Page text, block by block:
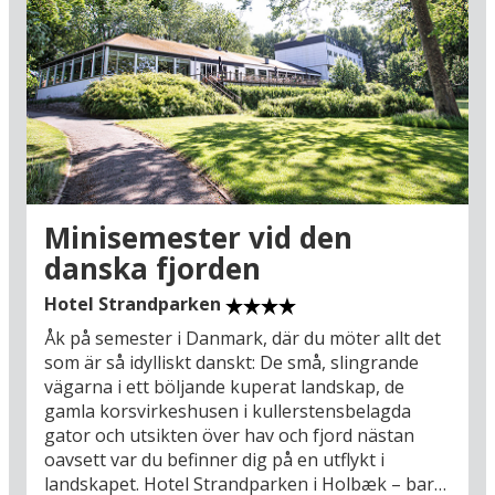
den ur-danska stadsmiljön med idylliska, krokiga
gator mellan låga korsvirkeshus i Ebeltofts
äldsta stadsdel är minst lika spännande. Från
Grenaa kan du också göra en utflykt till den
mysiga lilla storstaden Århus och besöka Den
Gamle By, det nya flotta Moesgaard Museum
eller AroS, där du kan förutom att beundra alla
konstverk kan prova den fantastiska
”Regnbågstunneln” i Rainbow Panorama som
ligger högst upp på toppen av själva
konstmuseet. På en dagsutflykt kan du
dessutom självklart besöka Jyllands största
attraktion: Nöjesparken Legoland i Billund (161
km), som kan nås på mindre än två timmar, på
bra vägar från hotellet och Grenaa. Trevlig
semester i Danmark!
Minisemester vid den
danska fjorden
Hotel Strandparken
Åk på semester i Danmark, där du möter allt det
som är så idylliskt danskt: De små, slingrande
vägarna i ett böljande kuperat landskap, de
gamla korsvirkeshusen i kullerstensbelagda
gator och utsikten över hav och fjord nästan
oavsett var du befinner dig på en utflykt i
landskapet. Hotel Strandparken i Holbæk – bara